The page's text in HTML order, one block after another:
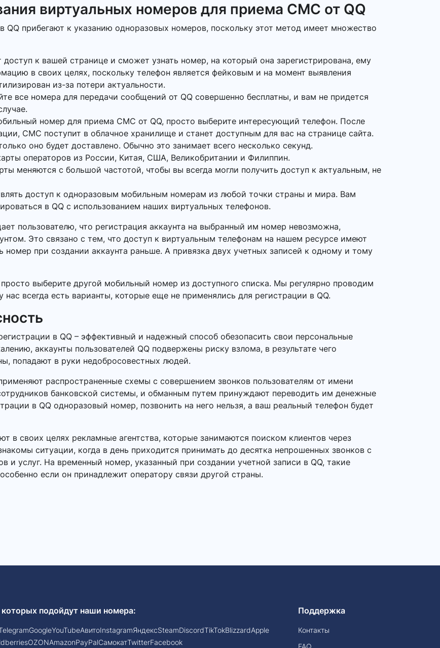
виртуальных номеров для приема СМС от QQ
QQ прибегают к указанию одноразовых номеров, поскольку этот метод имеет множество
к вашей странице и сможет узнать номер, на который она зарегистрирована, ему
в своих целях, поскольку телефон является фейковым и на момент выявления
из-за потери актуальности.
все номера для передачи сообщений от QQ совершенно бесплатны, и вам не придется
номер для приема СМС от QQ, просто выберите интересующий телефон. После
СМС поступит в облачное хранилище и станет доступным для вас на странице сайта.
оно будет доставлено. Обычно это занимает всего несколько секунд.
операторов из России, Китая, США, Великобритании и Филиппин.
меняются с большой частотой, чтобы вы всегда могли получить доступ к актуальным, не
доступ к одноразовым мобильным номерам из любой точки страны и мира. Вам
в QQ с использованием наших виртуальных телефонов.
пользователю, что регистрация аккаунта на выбранный им номер невозможна,
Это связано с тем, что доступ к виртуальным телефонам на нашем ресурсе имеют
при создании аккаунта раньше. А привязка двух учетных записей к одному и тому
выберите другой мобильный номер из доступного списка. Мы регулярно проводим
всегда есть варианты, которые еще не применялись для регистрации в QQ.
в QQ – эффективный и надежный способ обезопасить свои персональные
аккаунты пользователей QQ подвержены риску взлома, в результате чего
попадают в руки недобросовестных людей.
распространенные схемы с совершением звонков пользователям от имени
банковской системы, и обманным путем принуждают переводить им денежные
в QQ одноразовый номер, позвонить на него нельзя, а ваш реальный телефон будет
в своих целях рекламные агентства, которые занимаются поиском клиентов через
ситуации, когда в день приходится принимать до десятка непрошенных звонков с
и услуг. На временный номер, указанный при создании учетной записи в QQ, такие
если он принадлежит оператору связи другой страны.
подойдут наши номера:
GoogleYouTubeАвитоInstagramЯндексSteamDiscordTikTokBlizzardApple
OZONAmazonPayPalСамокатTwitterFacebook
Поддержка
Контакты
FAQ